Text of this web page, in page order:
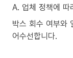
A. 업체 정책에 따
박스 회수 여부와
어수선합니다.